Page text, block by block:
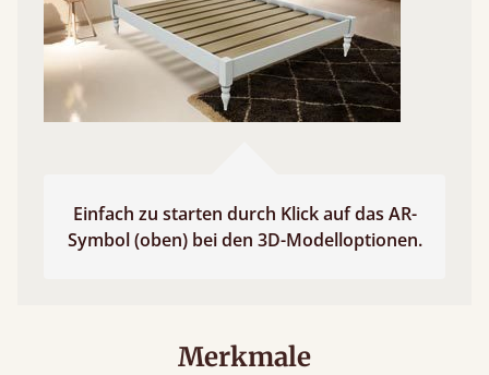
Einfach zu starten durch Klick auf das AR-
Symbol (oben) bei den 3D-Modelloptionen.
Merkmale